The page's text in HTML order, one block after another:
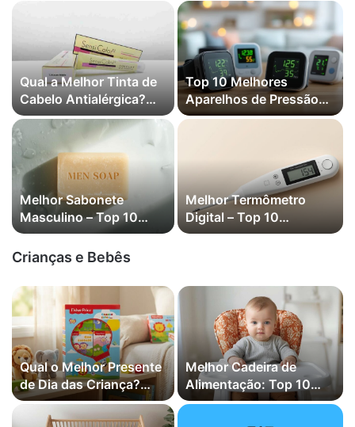
Qual a Melhor Tinta de
Cabelo Antialérgica?
em 2026
Top 10 Melhores
Aparelhos de Pressão
Digitais de Pulso em
Melhor Sabonete
Masculino – Top 10
Melhores em 2026
Melhor Termômetro
Digital – Top 10
Melhores em 2026
Crianças e Bebês
Qual o Melhor Presente
de Dia das Criança?
Top 10 Melhores
Melhor Cadeira de
Alimentação: Top 10
Melhores em 2026